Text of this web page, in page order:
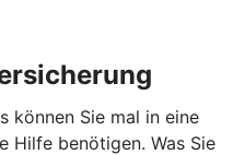
können Sie mal in eine
Hilfe benötigen. Was Sie